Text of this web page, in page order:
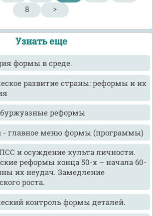
8
>
Узнать еще
формы в среде.
развитие страны: реформы и их
реформы
- главное меню формы (программы)
и осуждение культа личности.
реформы конца 50-х – начала 60-
их неудач. Замедление
роста.
контроль формы деталей.